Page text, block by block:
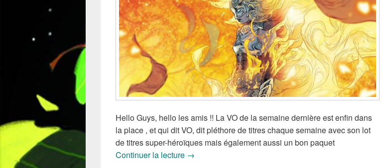
Hello Guys, hello les amis !! La VO de la semaine dernière est enfin dans
la place , et qui dit VO, dit pléthore de titres chaque semaine avec son lot
de titres super-héroïques mais également aussi un bon paquet
Continuer la lecture Sorties des Comics VO de la semaine du 21 Mars 2018 !!
→